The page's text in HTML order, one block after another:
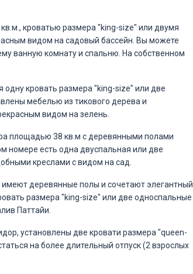
кроватью размера "king-size" или двумя
видом на садовый бассейн. Вы можете
ванную комнату и спальню. На собственном
кровать размера "king-size" или две
мебелью из тикового дерева и
видом на зелень.
площадью 38 кв.м с деревянными полами
номере есть одна двуспальная или две
креслами с видом на сад.
деревянные полы и сочетают элегантный
размера "king-size" или две односпальные
Паттайи.
установлены две кровати размера "queen-
на более длительный отпуск (2 взрослых